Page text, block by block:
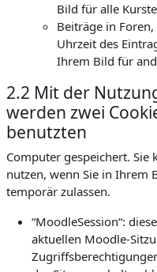
Bild für alle
Beiträge in
Uhrzeit des
Ihrem Bild für
2.2 Mit der
werden zwei
benutzten
Computer gespeichert.
nutzen, wenn Sie in Ihrem
temporär zulassen.
“MoodleSession“:
aktuellen Moodle-